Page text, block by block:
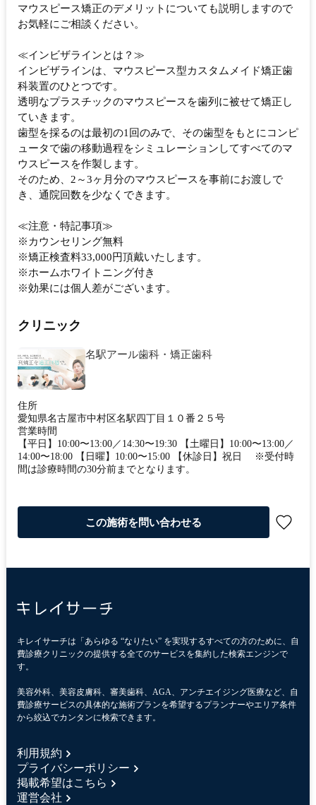
マウスピース矯正のデメリットについても説明しますので
お気軽にご相談ください。
≪インビザラインとは？≫
インビザラインは、マウスピース型カスタムメイド矯正歯
科装置のひとつです。
透明なプラスチックのマウスピースを歯列に被せて矯正し
ていきます。
歯型を採るのは最初の1回のみで、その歯型をもとにコンピ
ュータで歯の移動過程をシミュレーションしてすべてのマ
ウスピースを作製します。
そのため、2～3ヶ月分のマウスピースを事前にお渡しで
き、通院回数を少なくできます。
≪注意・特記事項≫
※カウンセリング無料
※矯正検査料33,000円頂戴いたします。
※ホームホワイトニング付き
※効果には個人差がございます。
クリニック
名駅アール歯科・矯正歯科
住所
愛知県名古屋市中村区名駅四丁目１０番２５号
営業時間
【平日】10:00〜13:00／14:30〜19:30 【土曜日】10:00〜13:00／
14:00〜18:00 【日曜】10:00〜15:00 【休診日】祝日 ※受付時
間は診療時間の30分前までとなります。
この施術を問い合わせる
キレイサーチは「あらゆる “なりたい” を実現するすべての方のために、自
費診療クリニックの提供する全てのサービスを集約した検索エンジンで
す。
美容外科、美容皮膚科、審美歯科、AGA、アンチエイジング医療など、自
費診療サービスの具体的な施術プランを希望するプランナーやエリア条件
から絞込でカンタンに検索できます。
利用規約
プライバシーポリシー
掲載希望はこちら
運営会社